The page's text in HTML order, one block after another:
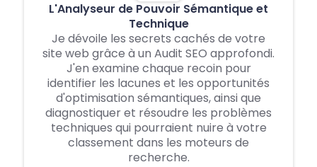
L'Analyseur de Pouvoir Sémantique et
Technique
Je dévoile les secrets cachés de votre
site web grâce à un Audit SEO approfondi.
J'en examine chaque recoin pour
identifier les lacunes et les opportunités
d'optimisation sémantiques, ainsi que
diagnostiquer et résoudre les problèmes
techniques qui pourraient nuire à votre
classement dans les moteurs de
recherche.